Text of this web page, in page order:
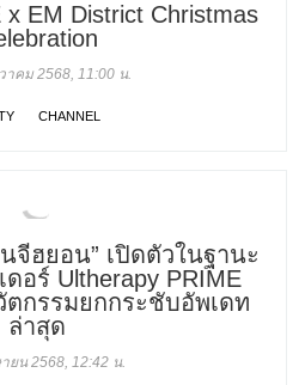
x EM District Christmas
าคม 2568, 11:00 น.
CHANNEL
จีฮยอน” เปิดตัวในฐานะ
อร์ Ultherapy PRIME
กรรมยกกระชับอัพเดท
ล่าสุด
ยน 2568, 12:42 น.